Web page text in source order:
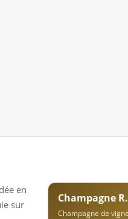
Champagne
Champagne de
en
sur